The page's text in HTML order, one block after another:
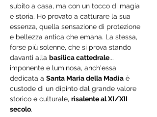
subito a casa, ma con un tocco di magia
e storia. Ho provato a catturare la sua
essenza, quella sensazione di protezione
e bellezza antica che emana. La stessa,
forse più solenne, che si prova stando
davanti alla basilica cattedrale...
imponente e luminosa, anch'essa
dedicata a Santa Maria della Madia è
custode di un dipinto dal grande valore
storico e culturale, risalente al XI/XII
secolo.